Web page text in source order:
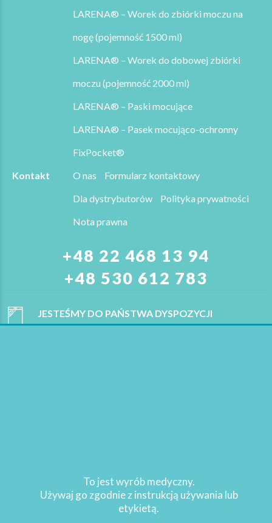
LARENA® – Worek do zbiórki moczu na
nogę (pojemność 1500 ml)
LARENA® – Worek do dobowej zbiórki
moczu (pojemność 2000 ml)
LARENA® – Paski mocujące
LARENA® – Pasek mocująco-ochronny
FixPocket®
Kontakt
O nas
Formularz kontaktowy
Dla dystrybutorów
Polityka prywatności
Nota prawna
+48 22 468 13 94
+48 530 612 783
JESTEŚMY DO PAŃSTWA DYSPOZYCJI
Sturomedica
To jest wyrób medyczny.
Używaj go zgodnie z instrukcją używania lub
etykietą.